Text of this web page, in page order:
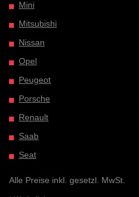
Mini
Mitsubishi
Nissan
Opel
Peugeot
Porsche
Renault
Saab
Seat
Alle Preise inkl. gesetzl. MwSt.